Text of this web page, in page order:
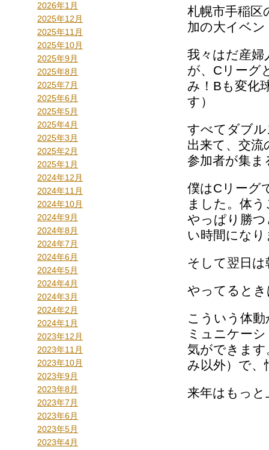
2026年1月
2025年12月
2025年11月
2025年10月
2025年9月
2025年8月
2025年7月
2025年6月
2025年5月
2025年4月
2025年3月
2025年2月
2025年1月
2024年12月
2024年11月
2024年10月
2024年9月
2024年8月
2024年7月
2024年6月
2024年5月
2024年4月
2024年3月
2024年2月
2024年1月
2023年12月
2023年11月
2023年10月
2023年9月
2023年8月
2023年7月
2023年6月
2023年5月
2023年4月
札幌市手稲区
加の大イベン
我々はだ産
が、Cリーグ
み！Bも変化
す）
すべてダブ
出来て、交
参加者が集ま
僕はCリーグ
ました。体
やっぱり勝
い時間にな
そして翌日
やってると
こういう体
ミュニケー
気ができま
み以外）で
来年はもっ